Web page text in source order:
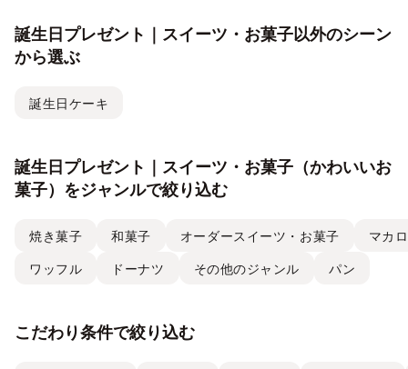
誕生日プレゼント｜スイーツ・お菓子以外のシーン
から選ぶ
誕生日ケーキ
誕生日プレゼント｜スイーツ・お菓子（かわいいお
菓子）をジャンルで絞り込む
焼き菓子 和菓子 オーダースイーツ・お菓子 マカ
ワッフル ドーナツ その他のジャンル パン
こだわり条件で絞り込む